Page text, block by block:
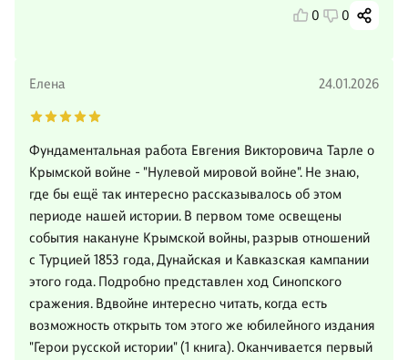
0 0
Елена 24.01.2026
Фундаментальная работа Евгения Викторовича Тарле о
Крымской войне - "Нулевой мировой войне". Не знаю,
где бы ещё так интересно рассказывалось об этом
периоде нашей истории. В первом томе освещены
события накануне Крымской войны, разрыв отношений
с Турцией 1853 года, Дунайская и Кавказская кампании
этого года. Подробно представлен ход Синопского
сражения. Вдвойне интересно читать, когда есть
возможность открыть том этого же юбилейного издания
"Герои русской истории" (1 книга). Оканчивается первый